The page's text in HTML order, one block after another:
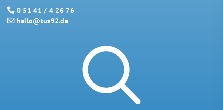
0 51 41 / 4 26 76
hallo@tus92.de